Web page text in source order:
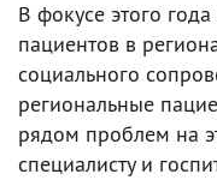
В фокусе этого
пациентов в
социального
региональные
рядом проблем на
специалисту и